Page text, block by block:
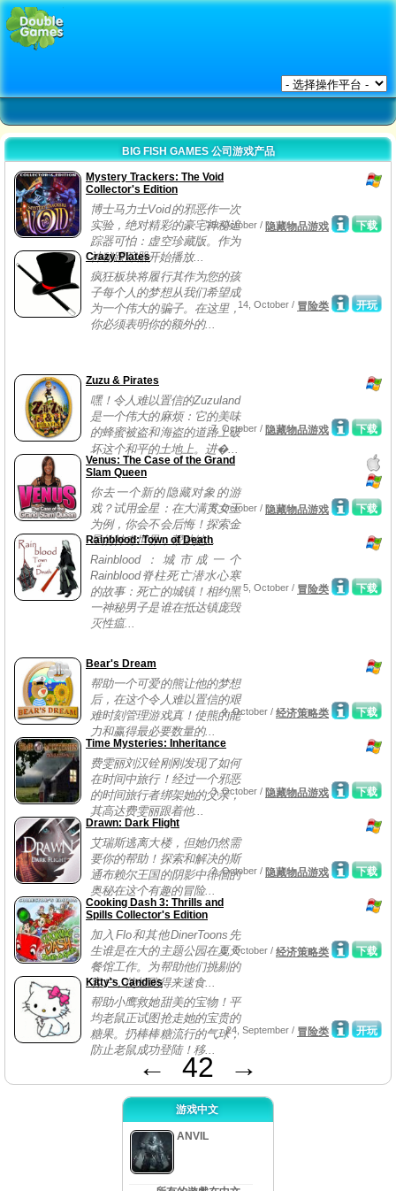
BIG FISH GAMES 公司游戏产品
Mystery Trackers: The Void
Collector's Edition
博士马力士Void的邪恶作一次
实验，绝对精彩的豪宅神秘追
踪器可怕：虚空珍藏版。作为
神秘跟踪器开始播放...
下载
15, October / 隐藏物品游戏
Crazy Plates
疯狂板块将履行其作为您的孩
子每个人的梦想从我们希望成
为一个伟大的骗子。在这里，
你必须表明你的额外的...
开玩
14, October / 冒险类
Zuzu & Pirates
嘿！令人难以置信的Zuzuland
是一个伟大的麻烦：它的美味
的蜂蜜被盗和海盗的道路上破
坏这个和平的土地上。进�...
下载
7, October / 隐藏物品游戏
Venus: The Case of the Grand
Slam Queen
你去一个新的隐藏对象的游
戏？试用金星：在大满贯女王
为例，你会不会后悔！探索金
星的神奇世界，帮助她...
下载
6, October / 隐藏物品游戏
Rainblood: Town of Death
Rainblood：城市成一个
Rainblood脊柱死亡潜水心寒
的故事：死亡的城镇！相约黑
一神秘男子是谁在抵达镇庞毁
灭性瘟...
下载
5, October / 冒险类
Bear's Dream
帮助一个可爱的熊让他的梦想
后，在这个令人难以置信的艰
难时刻管理游戏真！使熊的能
力和赢得最必要数量的...
下载
4, October / 经济策略类
Time Mysteries: Inheritance
费雯丽刘汉铨刚刚发现了如何
在时间中旅行！经过一个邪恶
的时间旅行者绑架她的父亲，
其高达费雯丽跟着他...
下载
3, October / 隐藏物品游戏
Drawn: Dark Flight
艾瑞斯逃离大楼，但她仍然需
要你的帮助！探索和解决的斯
通布赖尔王国的阴影中徘徊的
奥秘在这个有趣的冒险...
下载
2, October / 隐藏物品游戏
Cooking Dash 3: Thrills and
Spills Collector's Edition
加入Flo和其他DinerToons先
生谁是在大的主题公园在夏天
餐馆工作。为帮助他们挑剔的
客户，使短跑得来速食...
下载
1, October / 经济策略类
Kitty's Candies
帮助小鹰救她甜美的宝物！平
均老鼠正试图抢走她的宝贵的
糖果。扔棒棒糖流行的气球，
防止老鼠成功登陆！移...
开玩
24, September / 冒险类
← 42 →
游戏中文
ANVIL